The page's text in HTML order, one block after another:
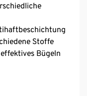
Stoffe
Bügeln
Minuten in
Sicherheit